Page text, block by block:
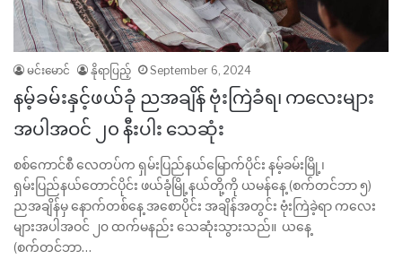
မင်းမောင် နိုရာပြည့် September 6, 2024
နမ့်ခမ်းနှင့်ဖယ်ခုံ ညအချိန် ဗုံးကြဲခံရ၊ ကလေးများ
အပါအဝင် ၂၀ နီးပါး သေဆုံး
စစ်ကောင်စီ လေတပ်က ရှမ်းပြည်နယ်မြောက်ပိုင်း နမ့်ခမ်းမြို့၊
ရှမ်းပြည်နယ်တောင်ပိုင်း ဖယ်ခုံမြို့နယ်တို့ကို ယမန်နေ့ (စက်တင်ဘာ ၅)
ညအချိန်မှ နောက်တစ်နေ့ အစောပိုင်း အချိန်အတွင်း ဗုံးကြဲခဲ့ရာ ကလေး
များအပါအဝင် ၂၀ ထက်မနည်း သေဆုံးသွားသည်။ ယနေ့
(စက်တင်ဘာ…